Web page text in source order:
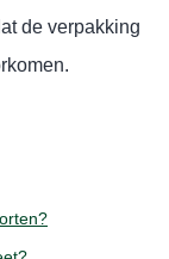
de verpakking